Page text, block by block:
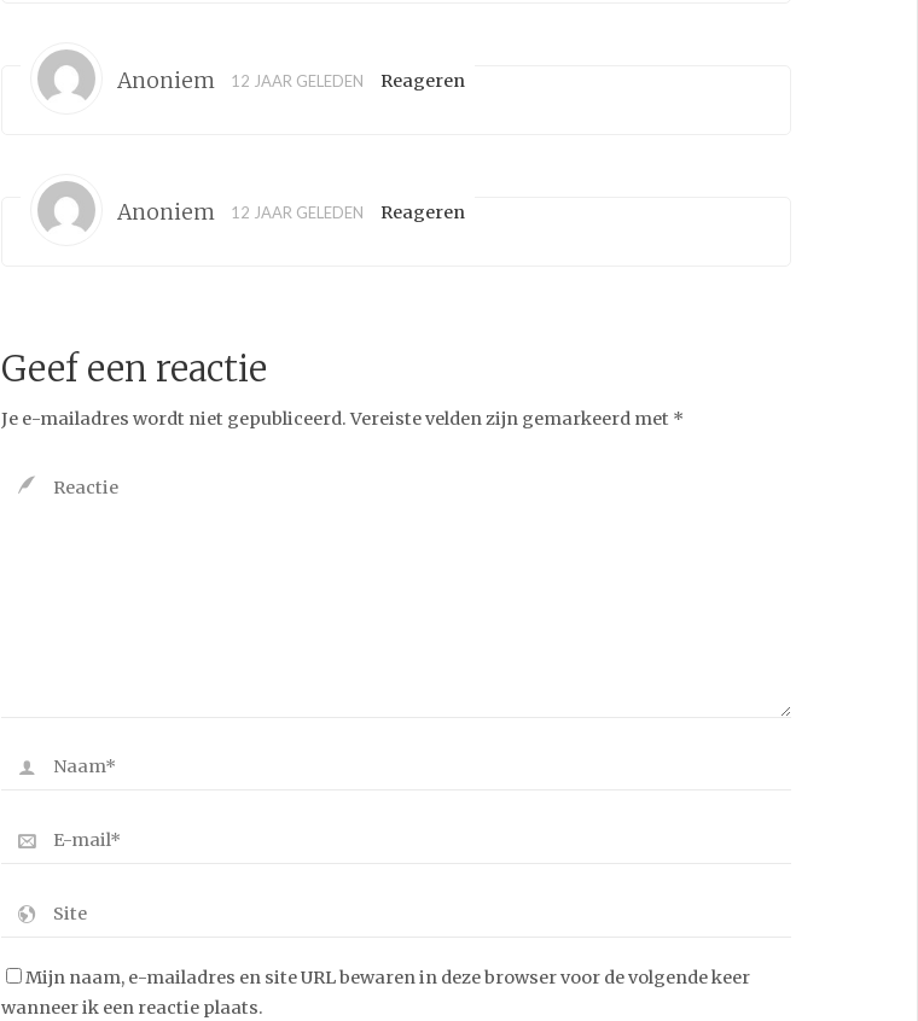
Anoniem 12 JAAR GELEDEN Reageren
Anoniem 12 JAAR GELEDEN Reageren
Geef een reactie
Je e-mailadres wordt niet gepubliceerd. Vereiste velden zijn gemarkeerd met *
Mijn naam, e-mailadres en site URL bewaren in deze browser voor de volgende keer
wanneer ik een reactie plaats.